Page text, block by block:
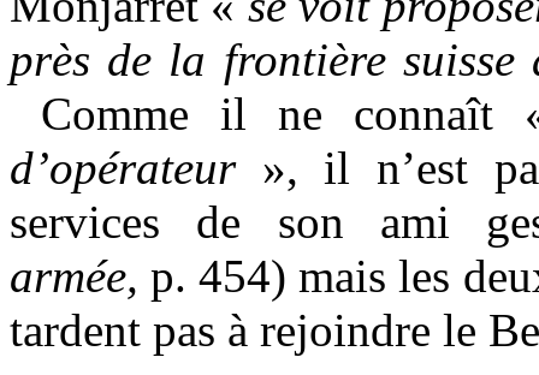
près de la frontière
Comme il ne
d’opérateur», il n’est
services de son ami
armée,p. 454) mais les
tardent pas à rejoindre le